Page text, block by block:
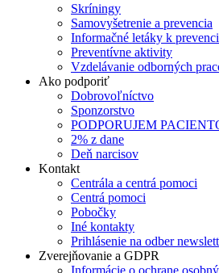
Skríningy
Samovyšetrenie a prevencia
Informačné letáky k
Preventívne aktivity
Vzdelávanie odborných
Ako podporiť
Dobrovoľníctvo
Sponzorstvo
PODPORUJEM
2% z dane
Deň narcisov
Kontakt
Centrála a centrá pomoci
Centrá pomoci
Pobočky
Iné kontakty
Prihlásenie na odber
Zverejňovanie a GDPR
Informácie o ochrane